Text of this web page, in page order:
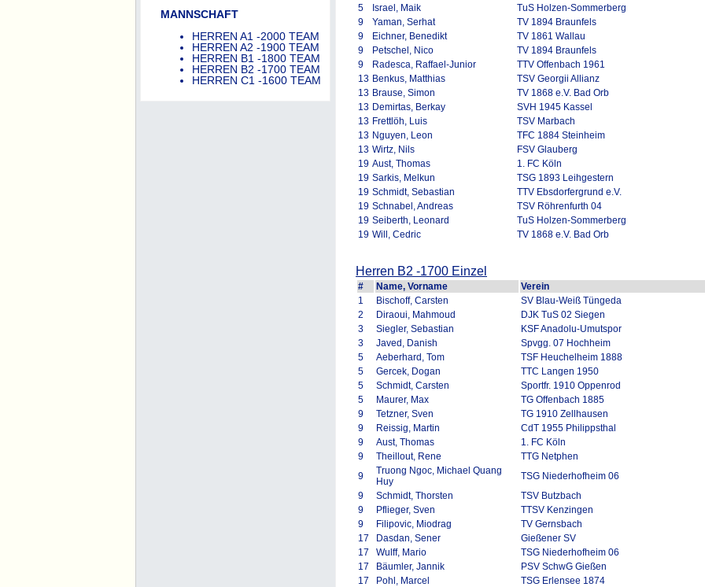
MANNSCHAFT
HERREN A1 -2000 TEAM
HERREN A2 -1900 TEAM
HERREN B1 -1800 TEAM
HERREN B2 -1700 TEAM
HERREN C1 -1600 TEAM
5
Israel, Maik
TuS Holzen-Sommerberg
9
Yaman, Serhat
TV 1894 Braunfels
9
Eichner, Benedikt
TV 1861 Wallau
9
Petschel, Nico
TV 1894 Braunfels
9
Radesca, Raffael-Junior
TTV Offenbach 1961
13 Benkus, Matthias
TSV Georgii Allianz
13 Brause, Simon
TV 1868 e.V. Bad Orb
13 Demirtas, Berkay
SVH 1945 Kassel
13 Frettlöh, Luis
TSV Marbach
13 Nguyen, Leon
TFC 1884 Steinheim
13 Wirtz, Nils
FSV Glauberg
19 Aust, Thomas
1. FC Köln
19 Sarkis, Melkun
TSG 1893 Leihgestern
19 Schmidt, Sebastian
TTV Ebsdorfergrund e.V.
19 Schnabel, Andreas
TSV Röhrenfurth 04
19 Seiberth, Leonard
TuS Holzen-Sommerberg
19 Will, Cedric TV 1868 e.V. Bad Orb
Herren B2 -1700 Einzel
# Name, Vorname
Verein
1
Bischoff, Carsten
SV Blau-Weiß Tüngeda
2
Diraoui, Mahmoud
DJK TuS 02 Siegen
3
Siegler, Sebastian
KSF Anadolu-Umutspor
3
Javed, Danish
Spvgg. 07 Hochheim
5
Aeberhard, Tom
TSF Heuchelheim 1888
5
Gercek, Dogan
TTC Langen 1950
5
Schmidt, Carsten
Sportfr. 1910 Oppenrod
5
Maurer, Max
TG Offenbach 1885
9
Tetzner, Sven
TG 1910 Zellhausen
9
Reissig, Martin
CdT 1955 Philippsthal
9
Aust, Thomas
1. FC Köln
9
Theillout, Rene
TTG Netphen
9
Truong Ngoc, Michael Quang
Huy
TSG Niederhofheim 06
9
Schmidt, Thorsten
TSV Butzbach
9
Pflieger, Sven
TTSV Kenzingen
9
Filipovic, Miodrag
TV Gernsbach
17
Dasdan, Sener
Gießener SV
17
Wulff, Mario
TSG Niederhofheim 06
17
Bäumler, Jannik
PSV SchwG Gießen
17
Pohl, Marcel
TSG Erlensee 1874